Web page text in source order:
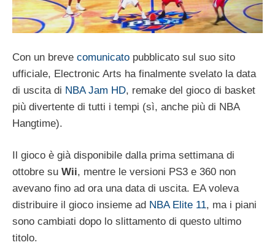
Con un breve comunicato pubblicato sul suo sito
ufficiale, Electronic Arts ha finalmente svelato la data
di uscita di NBA Jam HD, remake del gioco di basket
più divertente di tutti i tempi (sì, anche più di NBA
Hangtime).
Il gioco è già disponibile dalla prima settimana di
ottobre su Wii, mentre le versioni PS3 e 360 non
avevano fino ad ora una data di uscita. EA voleva
distribuire il gioco insieme ad NBA Elite 11, ma i piani
sono cambiati dopo lo slittamento di questo ultimo
titolo.